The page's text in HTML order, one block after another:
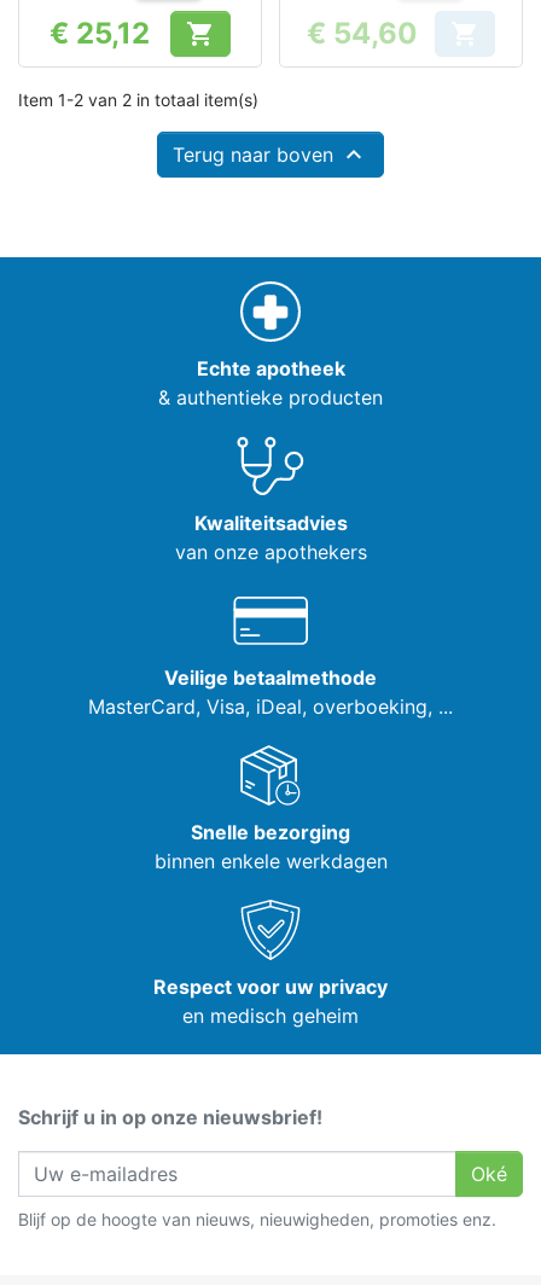
Prijs
€ 25,12  Prijs
€ 54,60 
Item 1-2 van 2 in totaal item(s)
Terug naar boven 
Echte apotheek
& authentieke producten
Kwaliteitsadvies
van onze apothekers
Veilige betaalmethode
MasterCard, Visa, iDeal, overboeking, ...
Snelle bezorging
binnen enkele werkdagen
Respect voor uw privacy
en medisch geheim
Schrijf u in op onze nieuwsbrief!
Oké
Blijf op de hoogte van nieuws, nieuwigheden, promoties enz.